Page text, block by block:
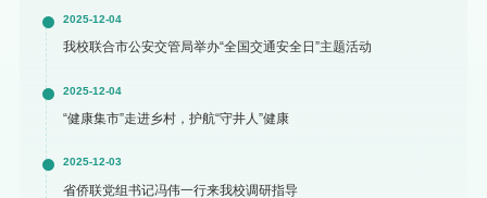
2025-12-04
我校联合市公安交管局举办“全国交通安全日”主题活动
2025-12-04
“健康集市”走进乡村，护航“守井人”健康
2025-12-03
省侨联党组书记冯伟一行来我校调研指导